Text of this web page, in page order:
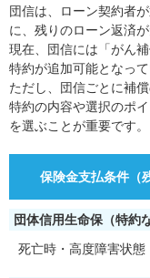
団信は、ローン契約者
に、残りのローン返済
現在、団信には「がん
特約が追加可能となっ
ただし、団信ごとに補
特約の内容や選択のポ
を選ぶことが重要です。
保険金支払条件（
団体信用生命保（特約
死亡時・高度障害状態